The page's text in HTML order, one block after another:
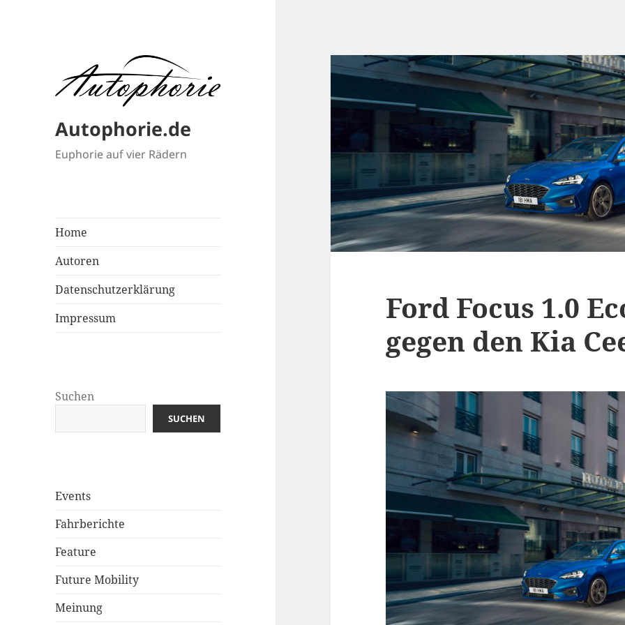
Autophorie.de
Euphorie auf vier Rädern
Home
Autoren
Datenschutzerklärung
Impressum
Suchen
SUCHEN
Events
Fahrberichte
Feature
Future Mobility
Meinung
Ford Focus 1.0
gegen den Kia